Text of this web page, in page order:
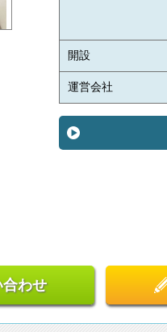
開設
運営会社
わせ